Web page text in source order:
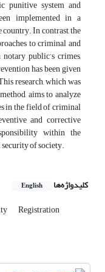
punitive system and
implemented in a
In contrast, the
to criminal and
public’s crimes,
has been given
research, which was
aims to analyze
in the field of criminal
and corrective
within the
of society.
کلیدواژه‌ها English
Registration